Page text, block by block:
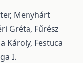
Menyhárt
Gréta, Fűrész
Károly, Festuca
I.